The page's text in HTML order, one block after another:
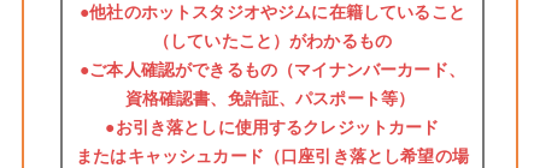
●他社のホットスタジオやジムに在籍していること
（していたこと）がわかるもの
●ご本人確認ができるもの（マイナンバーカード、
資格確認書、免許証、パスポート等）
●お引き落としに使用するクレジットカード
またはキャッシュカード（口座引き落とし希望の場